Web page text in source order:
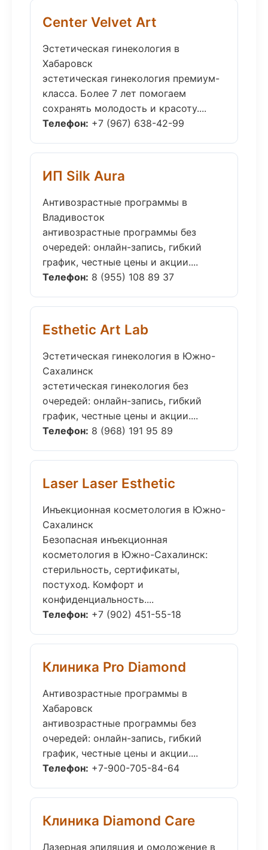
Center Velvet Art
Эстетическая гинекология в
Хабаровск
эстетическая гинекология премиум-
класса. Более 7 лет помогаем
сохранять молодость и красоту....
Телефон: +7 (967) 638-42-99
ИП Silk Aura
Антивозрастные программы в
Владивосток
антивозрастные программы без
очередей: онлайн-запись, гибкий
график, честные цены и акции....
Телефон: 8 (955) 108 89 37
Esthetic Art Lab
Эстетическая гинекология в Южно-
Сахалинск
эстетическая гинекология без
очередей: онлайн-запись, гибкий
график, честные цены и акции....
Телефон: 8 (968) 191 95 89
Laser Laser Esthetic
Инъекционная косметология в Южно-
Сахалинск
Безопасная инъекционная
косметология в Южно-Сахалинск:
стерильность, сертификаты,
постуход. Комфорт и
конфиденциальность....
Телефон: +7 (902) 451-55-18
Клиника Pro Diamond
Антивозрастные программы в
Хабаровск
антивозрастные программы без
очередей: онлайн-запись, гибкий
график, честные цены и акции....
Телефон: +7-900-705-84-64
Клиника Diamond Care
Лазерная эпиляция и омоложение в